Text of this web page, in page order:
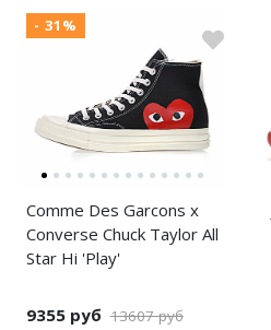
- 31%
Comme Des Garcons x
Converse Chuck Taylor All
Star Hi 'Play'
9355 руб 13607 руб